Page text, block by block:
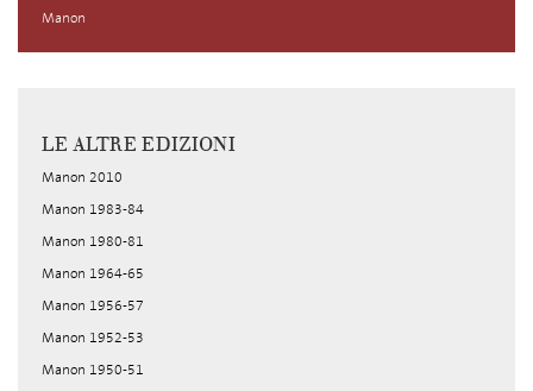
Manon
LE ALTRE EDIZIONI
Manon 2010
Manon 1983-84
Manon 1980-81
Manon 1964-65
Manon 1956-57
Manon 1952-53
Manon 1950-51